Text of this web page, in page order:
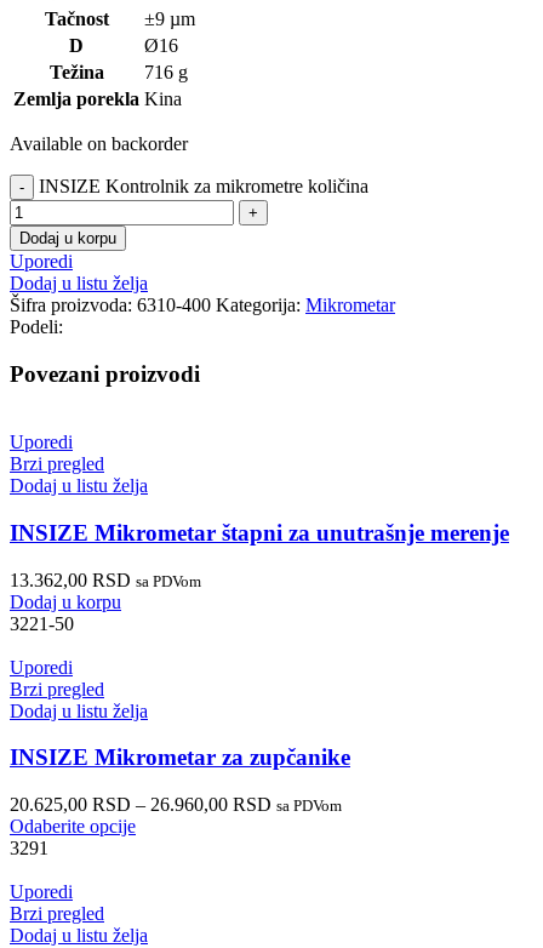
Tačnost
±9 µm
D
Ø16
Težina
716 g
Zemlja porekla Kina
Available on backorder
INSIZE Kontrolnik za mikrometre količina
Dodaj u korpu
Uporedi
Dodaj u listu želja
Šifra proizvoda: 6310-400 Kategorija: Mikrometar
Podeli:
Povezani proizvodi
Uporedi
Brzi pregled
Dodaj u listu želja
INSIZE Mikrometar štapni za unutrašnje merenje
13.362,00 RSD sa PDVom
Dodaj u korpu
3221-50
Uporedi
Brzi pregled
Dodaj u listu želja
INSIZE Mikrometar za zupčanike
20.625,00 RSD – 26.960,00 RSD sa PDVom
Odaberite opcije
3291
Uporedi
Brzi pregled
Dodaj u listu želja